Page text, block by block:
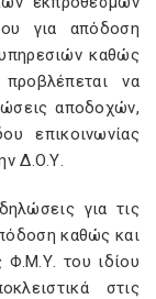
για απόδοση
καθώς
να
αποδοχών,
επικοινωνίας
Δ.Ο.Υ.
για τις
καθώς και
Φ.Μ.Υ. του ιδίου
στις